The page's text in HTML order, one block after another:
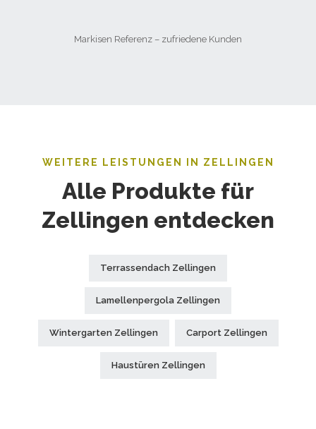
Markisen Referenz – zufriedene Kunden
WEITERE LEISTUNGEN IN ZELLINGEN
Alle Produkte für
Zellingen entdecken
Terrassendach Zellingen
Lamellenpergola Zellingen
Wintergarten Zellingen Carport Zellingen
Haustüren Zellingen